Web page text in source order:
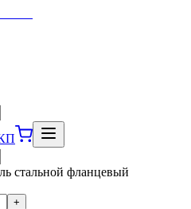
стальной фланцевый
+